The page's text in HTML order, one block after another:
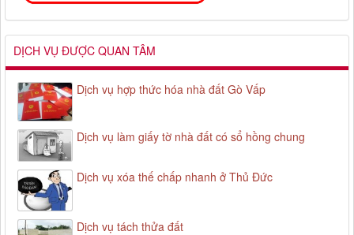
DỊCH VỤ ĐƯỢC QUAN TÂM
Dịch vụ hợp thức hóa nhà đất Gò Vấp
Dịch vụ làm giấy tờ nhà đất có sổ hồng chung
Dịch vụ xóa thế chấp nhanh ở Thủ Đức
Dịch vụ tách thửa đất